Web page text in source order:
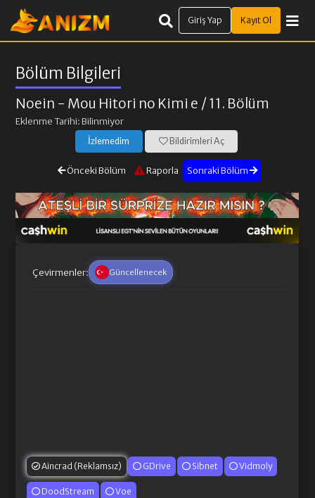
Giriş Yap Kayıt Ol
Bölüm Bilgileri
Noein - Mou Hitori no Kimi e / 11. Bölüm
Eklenme Tarihi: Bilinmiyor
İzlemedim Bildirimleri Aç
Önceki Bölüm Raporla Sonraki Bölüm
Çevirmenler: Güncellenecek
Aincrad (Reklamsız) GDrive Sibnet Vidmoly
DoodStream Voe